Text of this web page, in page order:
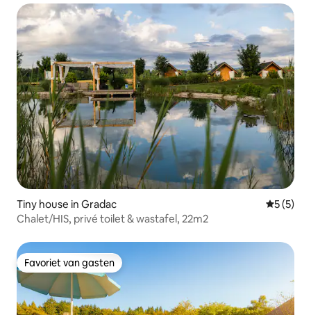
Tiny house in Gradac
5 (5)
Chalet/HIS, privé toilet & wastafel, 22m2
Favoriet van gasten
Favoriet van gasten